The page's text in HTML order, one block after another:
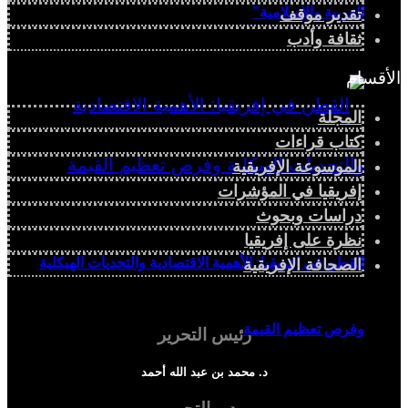
العربية والإسلامية”
القطن في إفريقيا: الأهمية الاقتصادية والتحديات الهيكلية
وفرص تعظيم القيمة
تقدير موقف
ثقافة وأدب
الأقسام
المجلة
كتاب قراءات
الموسوعة الإفريقية
إفريقيا في المؤشرات
دراسات وبحوث
نظرة على إفريقيا
الصحافة الإفريقية
رئيس التحرير
د. محمد بن عبد الله أحمد